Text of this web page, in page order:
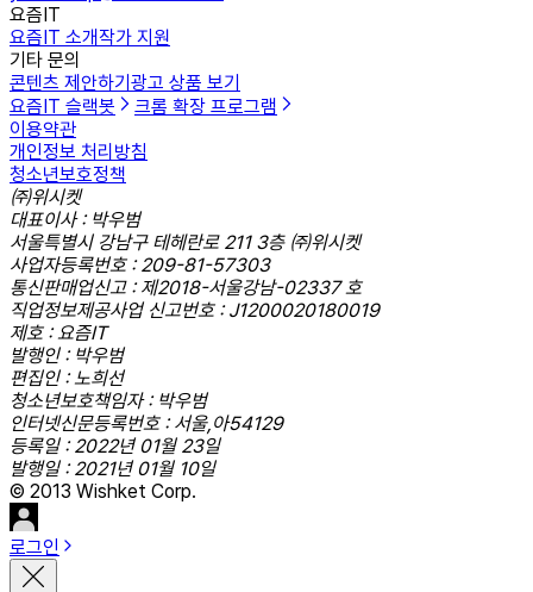
요즘IT
요즘IT 소개작가 지원
기타 문의
콘텐츠 제안하기 광고 상품 보기
요즘IT 슬랙봇
크롬 확장 프로그램
이용약관
개인정보 처리방침
청소년보호정책
㈜위시켓
대표이사 : 박우범
서울특별시 강남구 테헤란로 211 3층 ㈜위시켓
사업자등록번호 : 209-81-57303
통신판매업신고 : 제2018-서울강남-02337 호
직업정보제공사업 신고번호 : J1200020180019
제호 : 요즘IT
발행인 : 박우범
편집인 : 노희선
청소년보호책임자 : 박우범
인터넷신문등록번호 : 서울,아54129
등록일 : 2022년 01월 23일
발행일 : 2021년 01월 10일
© 2013 Wishket Corp.
로그인